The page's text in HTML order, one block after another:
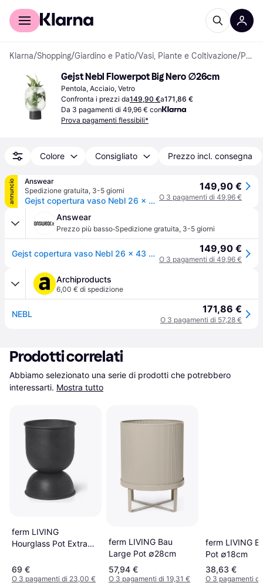
Per il tuo shopping
Klarna/Shopping/Giardino e Patio/Vasi, Piante e Coltivazione/ Pentole
Gejst Nebl Flowerpot Big Nero ∅26cm
Pentola, Acciaio, Vetro
Confronta i prezzi da149,90 €a171,86 €
Da 3 pagamenti di 49,96 € con
Prova pagamenti flessibili*
Colore Consigliato Prezzo incl. consegna
annuncio
Answear
Spedizione gratuita, 3-5 giorni
Gejst copertura vaso Nebl 26 x 43 cm - nero - TAGLIA UNICA
149,90 €
O 3 pagamenti di 49,96 €
Answear
Prezzo più basso·Spedizione gratuita, 3-5 giorni
Gejst copertura vaso Nebl 26 x 43 cm - nero - TAGLIA UNICA 149,90 €
O 3 pagamenti di 49,96 €
Archiproducts
6,00 € di spedizione
NEBL 171,86 €
O 3 pagamenti di 57,28 €
Prodotti correlati
Abbiamo selezionato una serie di prodotti che potrebbero
interessarti. Mostra tutto
ferm LIVING
Hourglass Pot Extra
69 €
O 3 pagamenti di 23,00 €
ferm LIVING Bau
Large Pot ∅28cm
57,94 €
O 3 pagamenti di 19,31 €
ferm LIVING
Pot ∅18cm
38,63 €
O 3 pagamenti di